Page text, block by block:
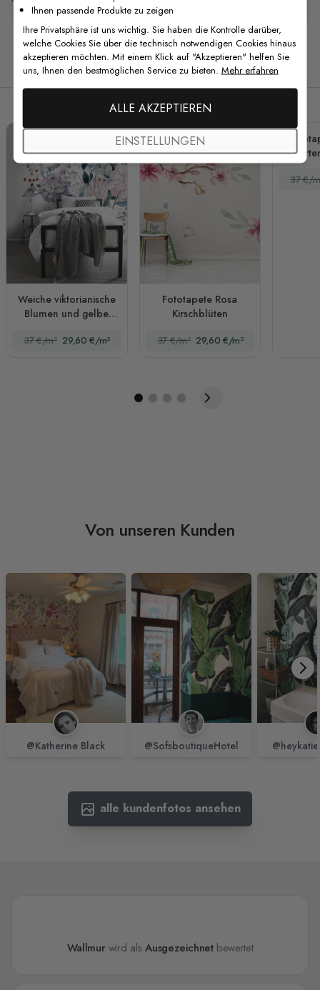
Verwandte Produkte
Weiche viktorianische
Blumen und gelbe
Fototapete
37 €/m² 29,60 €/m²
Fototapete Rosa
Kirschblüten
37 €/m² 29,60 €/m²
37 €/
Von unseren Kunden
@Katherine Black @SofsboutiqueHotel
alle kundenfotos ansehen
Wallmur wird alsAusgezeichnetbewertet
Ihnen passende Produkte zu zeigen
Ihre Privatsphäre ist uns wichtig. Sie haben die Kontrolle darüber,
welche Cookies Sie über die technisch notwendigen Cookies hinaus
akzeptieren möchten. Mit einem Klick auf "Akzeptieren" helfen Sie
uns, Ihnen den bestmöglichen Service zu bieten. Mehr erfahren
ALLE AKZEPTIEREN
EINSTELLUNGEN